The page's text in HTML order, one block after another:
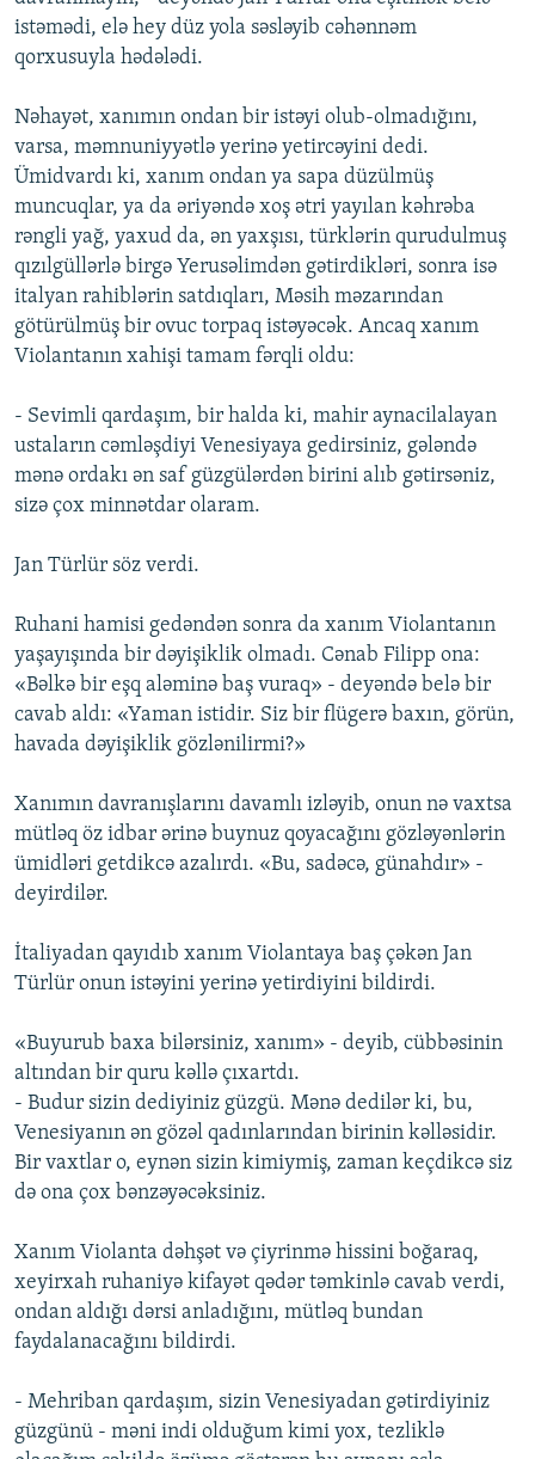
istəmədi, elə hey düz yola səsləyib cəhənnəm
qorxusuyla hədələdi.
Nəhayət, xanımın ondan bir istəyi olub-olmadığını,
varsa, məmnuniyyətlə yerinə yetircəyini dedi.
Ümidvardı ki, xanım ondan ya sapa düzülmüş
muncuqlar, ya da əriyəndə xoş ətri yayılan kəhrəba
rəngli yağ, yaxud da, ən yaxşısı, türklərin qurudulmuş
qızılgüllərlə birgə Yerusəlimdən gətirdikləri, sonra isə
italyan rahiblərin satdıqları, Məsih məzarından
götürülmüş bir ovuc torpaq istəyəcək. Ancaq xanım
Violantanın xahişi tamam fərqli oldu:
- Sevimli qardaşım, bir halda ki, mahir aynacilalayan
ustaların cəmləşdiyi Venesiyaya gedirsiniz, gələndə
mənə ordakı ən saf güzgülərdən birini alıb gətirsəniz,
sizə çox minnətdar olaram.
Jan Türlür söz verdi.
Ruhani hamisi gedəndən sonra da xanım Violantanın
yaşayışında bir dəyişiklik olmadı. Cənab Filipp ona:
«Bəlkə bir eşq aləminə baş vuraq» - deyəndə belə bir
cavab aldı: «Yaman istidir. Siz bir flügerə baxın, görün,
havada dəyişiklik gözlənilirmi?»
Xanımın davranışlarını davamlı izləyib, onun nə vaxtsa
mütləq öz idbar ərinə buynuz qoyacağını gözləyənlərin
ümidləri getdikcə azalırdı. «Bu, sadəcə, günahdır» -
deyirdilər.
İtaliyadan qayıdıb xanım Violantaya baş çəkən Jan
Türlür onun istəyini yerinə yetirdiyini bildirdi.
«Buyurub baxa bilərsiniz, xanım» - deyib, cübbəsinin
altından bir quru kəllə çıxartdı.
- Budur sizin dediyiniz güzgü. Mənə dedilər ki, bu,
Venesiyanın ən gözəl qadınlarından birinin kəlləsidir.
Bir vaxtlar o, eynən sizin kimiymiş, zaman keçdikcə siz
də ona çox bənzəyəcəksiniz.
Xanım Violanta dəhşət və çiyrinmə hissini boğaraq,
xeyirxah ruhaniyə kifayət qədər təmkinlə cavab verdi,
ondan aldığı dərsi anladığını, mütləq bundan
faydalanacağını bildirdi.
- Mehriban qardaşım, sizin Venesiyadan gətirdiyiniz
güzgünü - məni indi olduğum kimi yox, tezliklə